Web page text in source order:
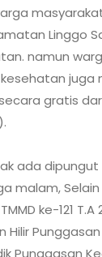
Linggo
namun
juga
gratis
ada dipungut
malam,
ke-121
Hilir
Punggasan